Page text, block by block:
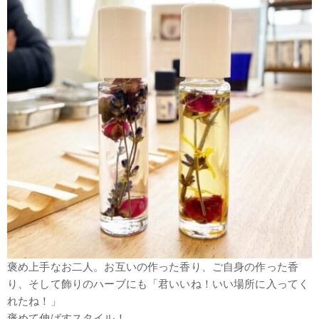
褒め上手なお二人。お互いの作った香り、ご自身の作った香
り、そして飾りのハーブにも「君いいね！いい場所に入ってく
れたね！」